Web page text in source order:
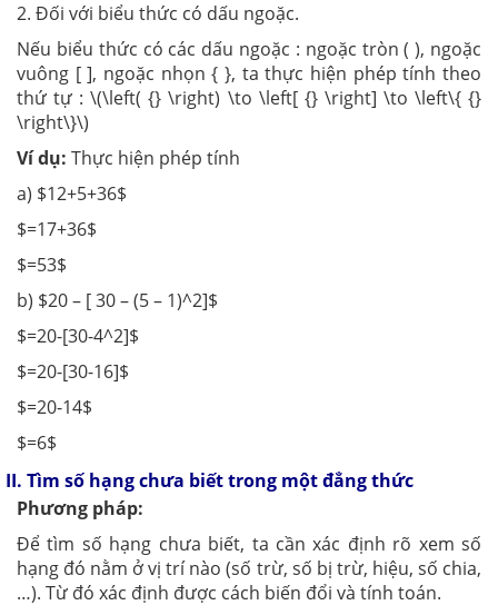
2. Đối với biểu thức có dấu ngoặc.
Nếu biểu thức có các dấu ngoặc : ngoặc tròn ( ), ngoặc
vuông [ ], ngoặc nhọn { }, ta thực hiện phép tính theo
thứ tự : \(\left( {} \right) \to \left[ {} \right] \to \left\{ {}
\right\}\)
Ví dụ: Thực hiện phép tính
a) $12+5+36$
$=17+36$
$=53$
b) $20 – [ 30 – (5 – 1)^2]$
$=20-[30-4^2]$
$=20-[30-16]$
$=20-14$
$=6$
II. Tìm số hạng chưa biết trong một đẳng thức
Phương pháp:
Để tìm số hạng chưa biết, ta cần xác định rõ xem số
hạng đó nằm ở vị trí nào (số trừ, số bị trừ, hiệu, số chia,
…). Từ đó xác định được cách biến đổi và tính toán.